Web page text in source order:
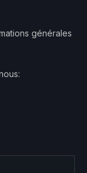
générales